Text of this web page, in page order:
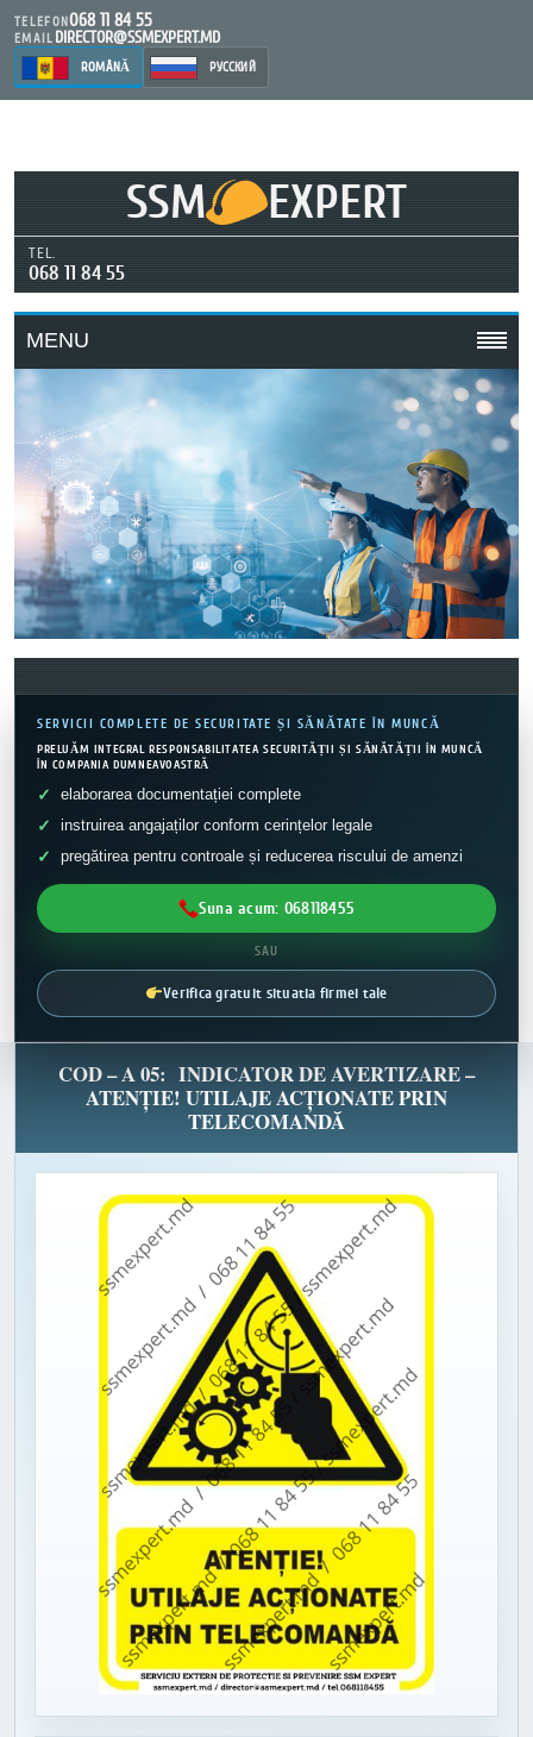
TELEFON068 11 84 55
EMAIL DIRECTOR@SSMEXPERT.MD
ROMÂNĂ РУССКИЙ
SSM EXPERT
TEL.
068 11 84 55
MENU
SERVICII COMPLETE DE SECURITATE ȘI SĂNĂTATE ÎN MUNCĂ
PRELUĂM INTEGRAL RESPONSABILITATEA SECURITĂȚII ȘI SĂNĂTĂȚII ÎN MUNCĂ
ÎN COMPANIA DUMNEAVOASTRĂ
elaborarea documentației complete
instruirea angajaților conform cerințelor legale
pregătirea pentru controale și reducerea riscului de amenzi
Suna acum: 068118455
SAU
Verifica gratuit situatia firmei tale
COD – A 05: INDICATOR DE AVERTIZARE –
ATENȚIE! UTILAJE ACȚIONATE PRIN
TELECOMANDĂ